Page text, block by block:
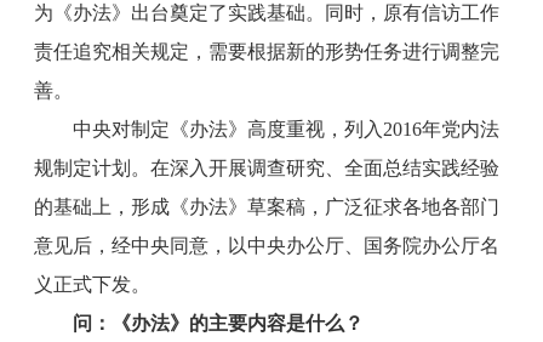
为《办法》出台奠定了实践基础。同时，原有信访工作
责任追究相关规定，需要根据新的形势任务进行调整完
善。
中央对制定《办法》高度重视，列入2016年党内法
规制定计划。在深入开展调查研究、全面总结实践经验
的基础上，形成《办法》草案稿，广泛征求各地各部门
意见后，经中央同意，以中央办公厅、国务院办公厅名
义正式下发。
问：《办法》的主要内容是什么？